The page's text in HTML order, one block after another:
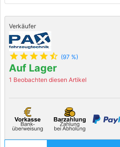
Verkäufer
star star star star star_half (97 %)
Auf Lager
1 Beobachten diesen Artikel